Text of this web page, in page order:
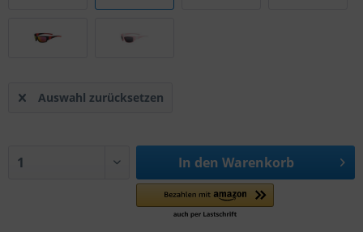
Auswahl zurücksetzen
In den Warenkorb